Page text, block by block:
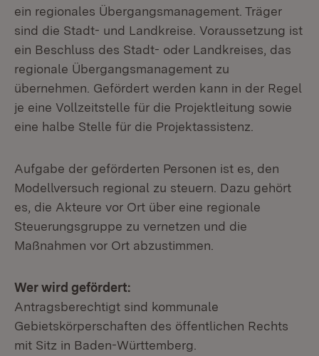
ein regionales Übergangsmanagement. Träger
sind die Stadt- und Landkreise. Voraussetzung ist
ein Beschluss des Stadt- oder Landkreises, das
regionale Übergangsmanagement zu
übernehmen. Gefördert werden kann in der Regel
je eine Vollzeitstelle für die Projektleitung sowie
eine halbe Stelle für die Projektassistenz.
Aufgabe der geförderten Personen ist es, den
Modellversuch regional zu steuern. Dazu gehört
es, die Akteure vor Ort über eine regionale
Steuerungsgruppe zu vernetzen und die
Maßnahmen vor Ort abzustimmen.
Wer wird gefördert:
Antragsberechtigt sind kommunale
Gebietskörperschaften des öffentlichen Rechts
mit Sitz in Baden-Württemberg.